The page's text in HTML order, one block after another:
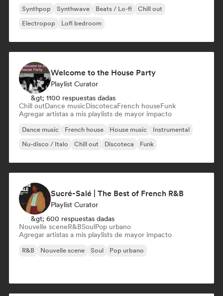
Synthpop Synthwave Beats / Lo-fi
Chill out
Electropop
Lofi bedroom
Welcome to the House Party
Playlist Curator
&gt; 1100 respuestas dadas
Chill outDance musicDiscotecaFrench houseFunk
Agregar artistas a mis playlists de mayor impacto
Dance music French house House music
Instrumental
Nu-disco / Italo
Chill out Discoteca Funk
Sucré-Salé | The Best of French R&B
Playlist Curator
&gt; 600 respuestas dadas
Nouvelle sceneR&BSoulPop urbano
Agregar artistas a mis playlists de mayor impacto
R&B Nouvelle scene Soul Pop urbano